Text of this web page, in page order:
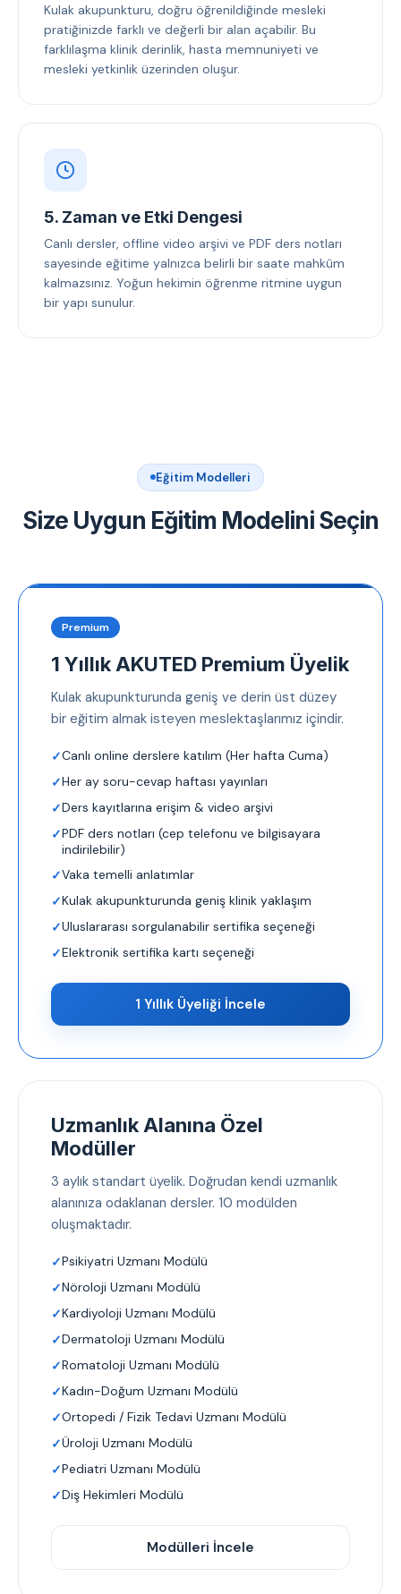
Kulak akupunkturu, doğru öğrenildiğinde mesleki
pratiğinizde farklı ve değerli bir alan açabilir. Bu
farklılaşma klinik derinlik, hasta memnuniyeti ve
mesleki yetkinlik üzerinden oluşur.
5. Zaman ve Etki Dengesi
Canlı dersler, offline video arşivi ve PDF ders notları
sayesinde eğitime yalnızca belirli bir saate mahkûm
kalmazsınız. Yoğun hekimin öğrenme ritmine uygun
bir yapı sunulur.
Eğitim Modelleri
Size Uygun Eğitim Modelini Seçin
Premium
1 Yıllık AKUTED Premium Üyelik
Kulak akupunkturunda geniş ve derin üst düzey
bir eğitim almak isteyen meslektaşlarımız içindir.
Canlı online derslere katılım (Her hafta Cuma)
Her ay soru-cevap haftası yayınları
Ders kayıtlarına erişim & video arşivi
PDF ders notları (cep telefonu ve bilgisayara
indirilebilir)
Vaka temelli anlatımlar
Kulak akupunkturunda geniş klinik yaklaşım
Uluslararası sorgulanabilir sertifika seçeneği
Elektronik sertifika kartı seçeneği
1 Yıllık Üyeliği İncele
Uzmanlık Alanına Özel
Modüller
3 aylık standart üyelik. Doğrudan kendi uzmanlık
alanınıza odaklanan dersler. 10 modülden
oluşmaktadır.
Psikiyatri Uzmanı Modülü
Nöroloji Uzmanı Modülü
Kardiyoloji Uzmanı Modülü
Dermatoloji Uzmanı Modülü
Romatoloji Uzmanı Modülü
Kadın-Doğum Uzmanı Modülü
Ortopedi / Fizik Tedavi Uzmanı Modülü
Üroloji Uzmanı Modülü
Pediatri Uzmanı Modülü
Diş Hekimleri Modülü
Modülleri İncele